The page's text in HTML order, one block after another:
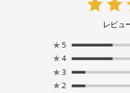
レビュ
★ 5
★4
★3
★2